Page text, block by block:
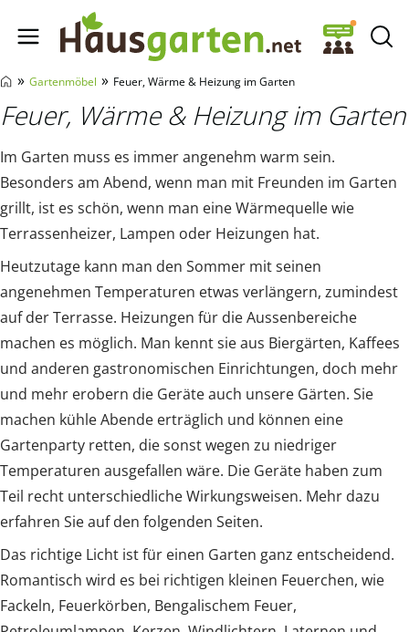
Hausgarten.net
» Gartenmöbel » Feuer, Wärme & Heizung im Garten
Feuer, Wärme & Heizung im Garten
Im Garten muss es immer angenehm warm sein.
Besonders am Abend, wenn man mit Freunden im Garten
grillt, ist es schön, wenn man eine Wärmequelle wie
Terrassenheizer, Lampen oder Heizungen hat.
Heutzutage kann man den Sommer mit seinen
angenehmen Temperaturen etwas verlängern, zumindest
auf der Terrasse. Heizungen für die Aussenbereiche
machen es möglich. Man kennt sie aus Biergärten, Kaffees
und anderen gastronomischen Einrichtungen, doch mehr
und mehr erobern die Geräte auch unsere Gärten. Sie
machen kühle Abende erträglich und können eine
Gartenparty retten, die sonst wegen zu niedriger
Temperaturen ausgefallen wäre. Die Geräte haben zum
Teil recht unterschiedliche Wirkungsweisen. Mehr dazu
erfahren Sie auf den folgenden Seiten.
Das richtige Licht ist für einen Garten ganz entscheidend.
Romantisch wird es bei richtigen kleinen Feuerchen, wie
Fackeln, Feuerkörben, Bengalischem Feuer,